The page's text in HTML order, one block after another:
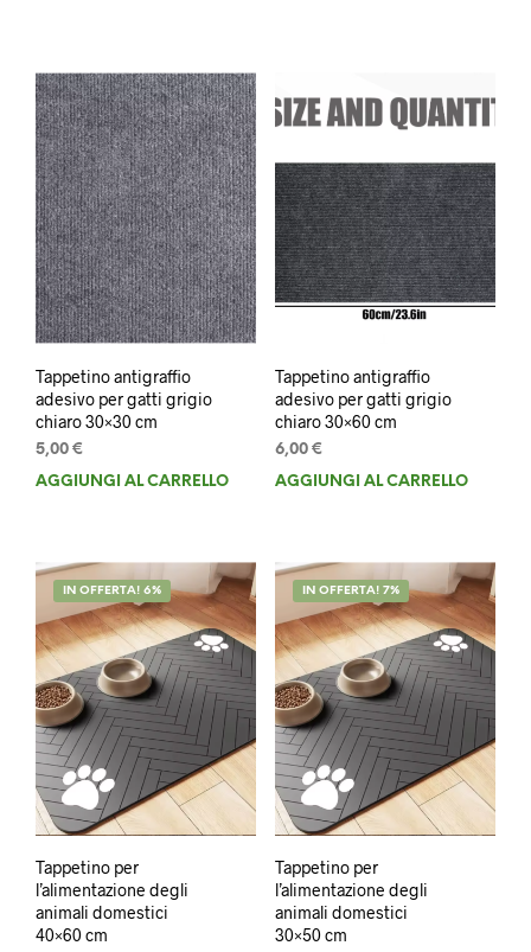
Tappetino antigraffio
adesivo per gatti grigio
chiaro 30×30 cm
5,00 €
AGGIUNGI AL CARRELLO
Tappetino antigraffio
adesivo per gatti grigio
chiaro 30×60 cm
6,00 €
AGGIUNGI AL CARRELLO
IN OFFERTA! 6%
Tappetino per
l’alimentazione degli
animali domestici
40×60 cm
IN OFFERTA! 7%
Tappetino per
l’alimentazione degli
animali domestici
30×50 cm